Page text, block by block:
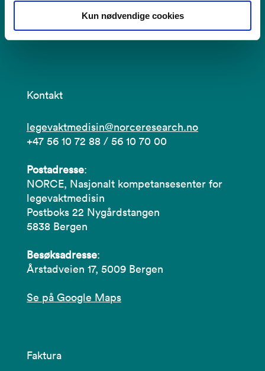
Kun nødvendige cookies
Nasjonalt kompetansesenter
for legevaktmedisin
Kontakt
legevaktmedisin@norceresearch.no
+47 56 10 72 88 / 56 10 70 00
Postadresse:
NORCE, Nasjonalt kompetansesenter for
legevaktmedisin
Postboks 22 Nygårdstangen
5838 Bergen
Besøksadresse:
Årstadveien 17, 5009 Bergen
Se på Google Maps
Faktura